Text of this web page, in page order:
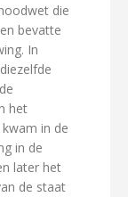
die
bevatte
In
het
in de
in de
later het
de staat